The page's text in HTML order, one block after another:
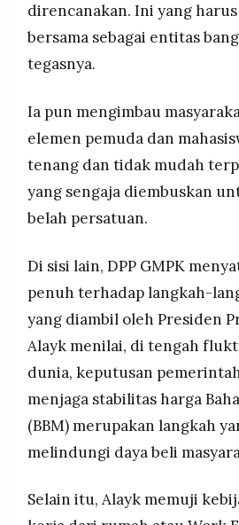
direncanakan. Ini yang
bersama sebagai entitas
tegasnya.
Ia pun mengimbau
elemen pemuda dan
tenang dan tidak mudah
yang sengaja diembuskan
belah persatuan.
Di sisi lain, DPP GMPK
penuh terhadap langkah-
yang diambil oleh Presiden
Alayk menilai, di tengah
dunia, keputusan
menjaga stabilitas harga
(BBM) merupakan langkah
melindungi daya beli
Selain itu, Alayk memuji